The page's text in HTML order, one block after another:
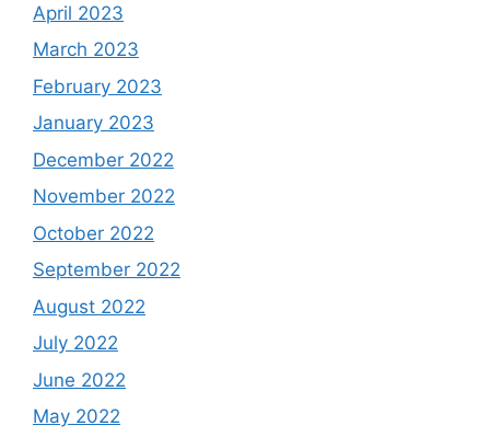
April 2023
March 2023
February 2023
January 2023
December 2022
November 2022
October 2022
September 2022
August 2022
July 2022
June 2022
May 2022